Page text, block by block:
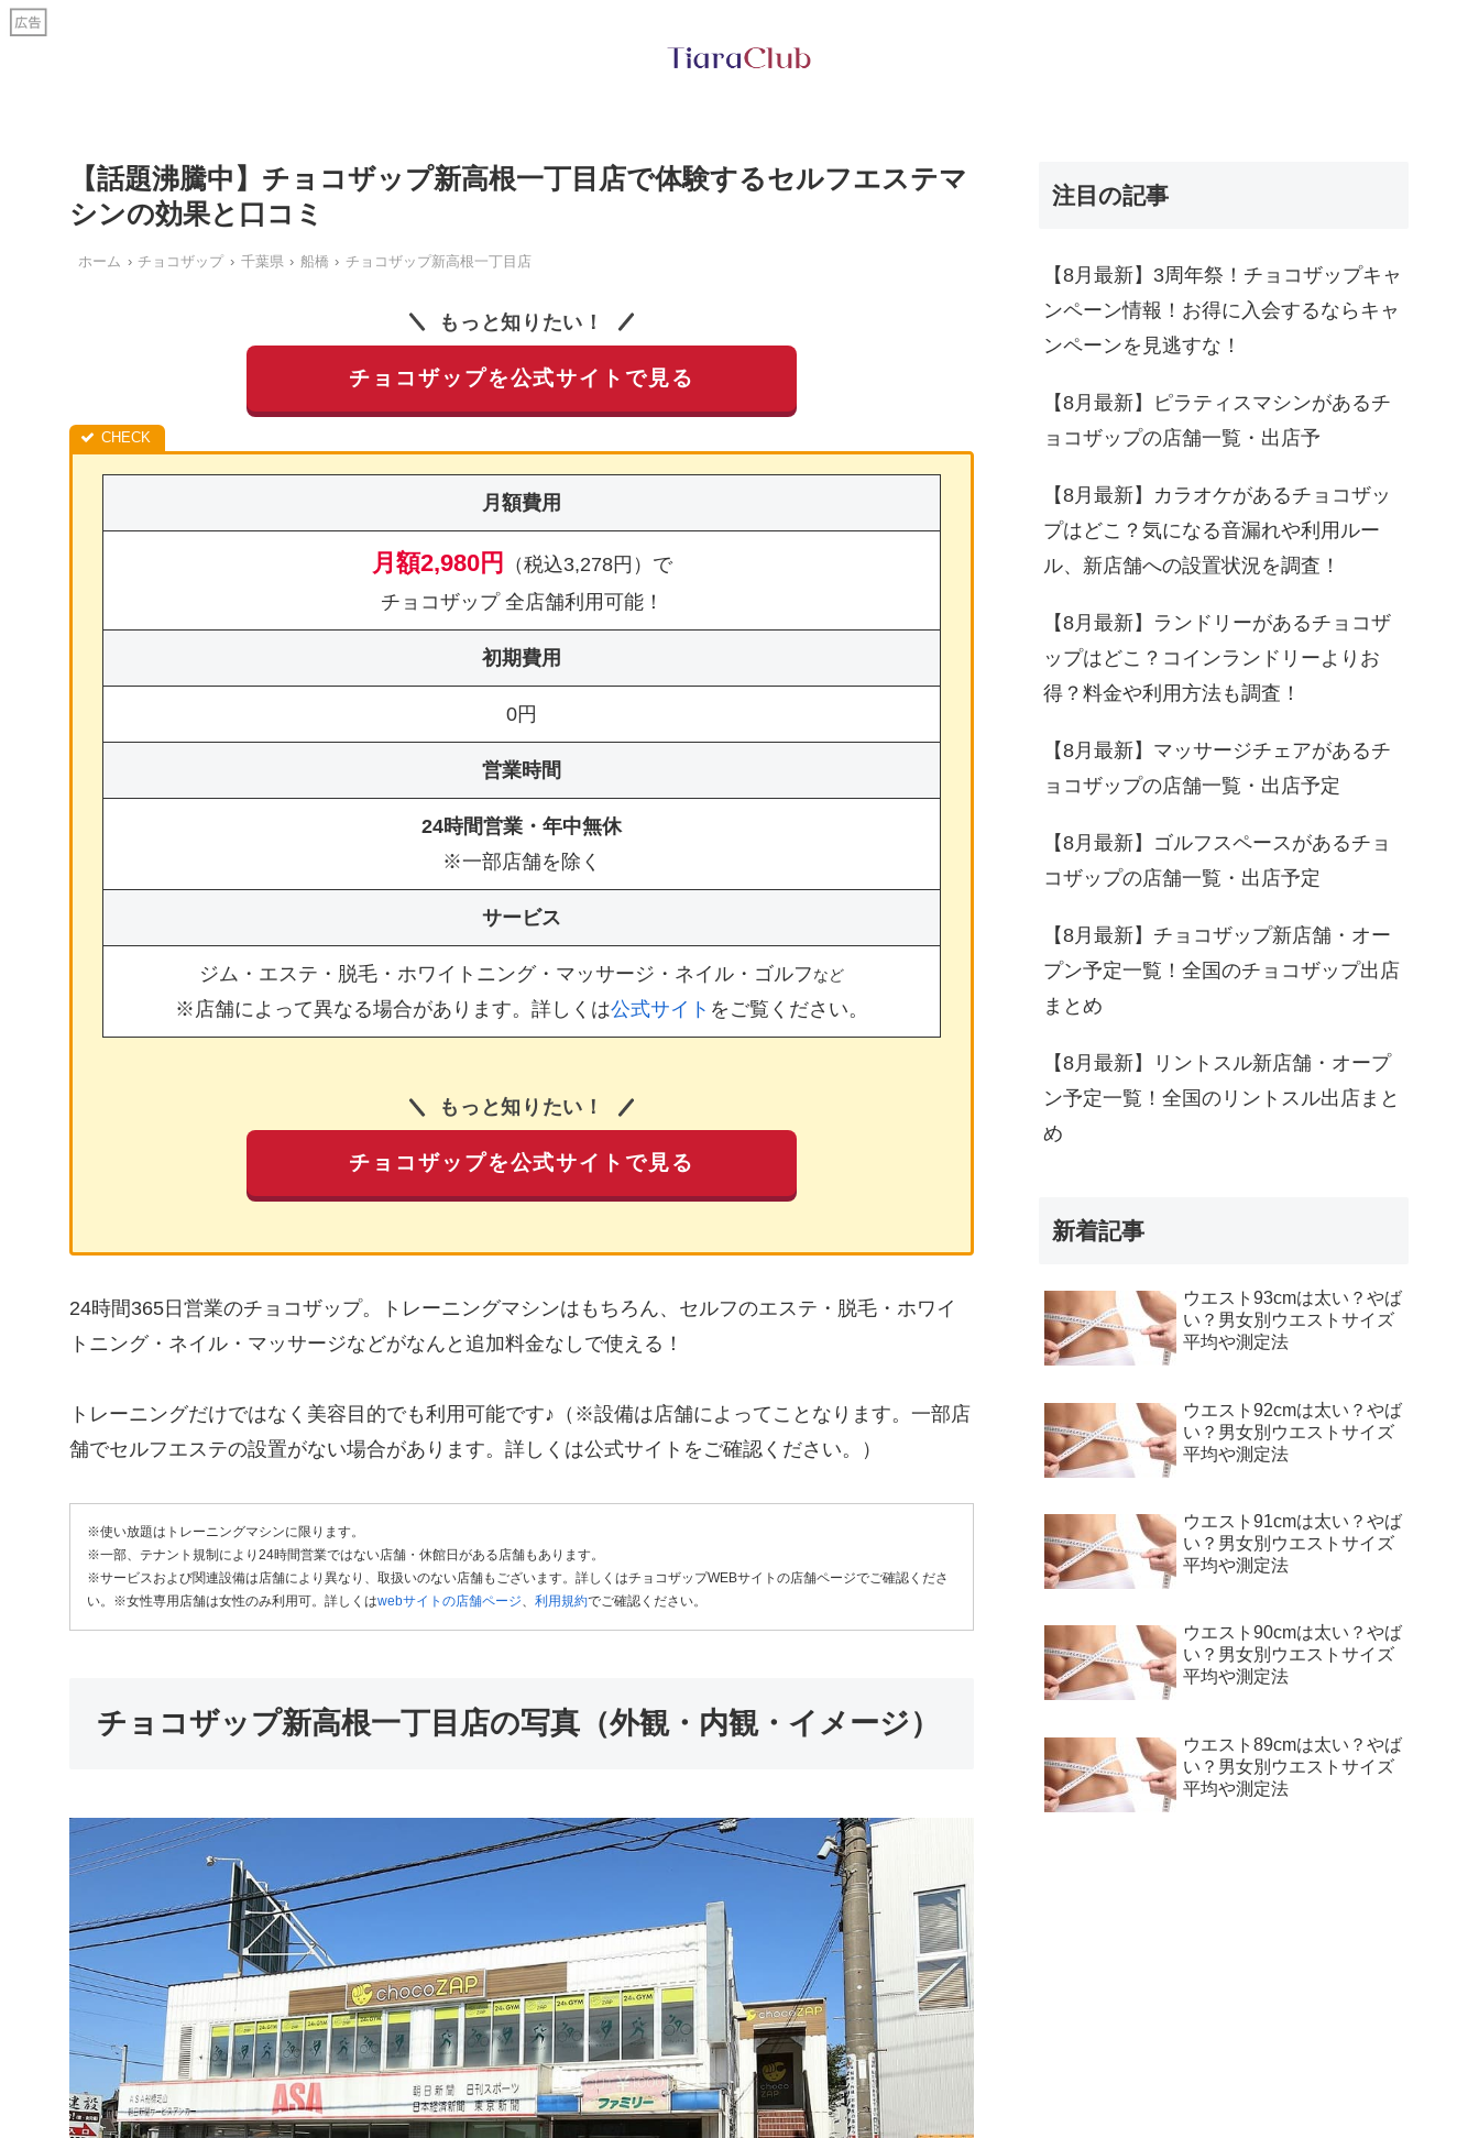
【話題沸騰中】チョコザップ新高根一丁目店で体験するセルフエステマ
シンの効果と口コミ
ホーム チョコザップ 千葉県 船橋 チョコザップ新高根一丁目店
もっと知りたい！
チョコザップを公式サイトで見る
月額費用
月額2,980円
（税込3,278円）で
チョコザップ 全店舗利用可能！
初期費用
0円
営業時間
24時間営業・年中無休
※一部店舗を除く
サービス
ジム・エステ・脱毛・ホワイトニング・マッサージ・ネイル・ゴルフなど
※店舗によって異なる場合があります。詳しくは公式サイト をご覧ください。
もっと知りたい！
チョコザップを公式サイトで見る
24時間365日営業のチョコザップ。トレーニングマシンはもちろん、セルフのエステ・脱毛・ホワイ
トニング・ネイル・マッサージなどがなんと追加料金なしで使える！
トレーニングだけではなく美容目的でも利用可能です♪（※設備は店舗によってことなります。一部店
舗でセルフエステの設置がない場合があります。詳しくは公式サイトをご確認ください。）
※使い放題はトレーニングマシンに限ります。
※一部、テナント規制により24時間営業ではない店舗・休館日がある店舗もあります。
※サービスおよび関連設備は店舗により異なり、取扱いのない店舗もございます。詳しくはチョコザップWEBサイトの店舗ページでご確認くださ
い。※女性専用店舗は女性のみ利用可。詳しくはwebサイトの店舗ページ 利用規約でご確認ください。
チョコザップ新高根一丁目店の写真（外観・内観・イメージ）
注目の記事
【8月最新】3周年祭！チョコザップキャ
ンペーン情報！お得に入会するならキャ
ンペーンを見逃すな！
【8月最新】ピラティスマシンがあるチ
ョコザップの店舗一覧・出店予
【8月最新】カラオケがあるチョコザッ
プはどこ？気になる音漏れや利用ルー
ル、新店舗への設置状況を調査！
【8月最新】ランドリーがあるチョコザ
ップはどこ？コインランドリーよりお
得？料金や利用方法も調査！
【8月最新】マッサージチェアがあるチ
ョコザップの店舗一覧・出店予定
【8月最新】ゴルフスペースがあるチョ
コザップの店舗一覧・出店予定
【8月最新】チョコザップ新店舗・オー
プン予定一覧！全国のチョコザップ出店
まとめ
【8月最新】リントスル新店舗・オープ
ン予定一覧！全国のリントスル出店まと
め
新着記事
ウエスト93cmは太い？やば
い？男女別ウエストサイズ
平均や測定法
ウエスト92cmは太い？やば
い？男女別ウエストサイズ
平均や測定法
ウエスト91cmは太い？やば
い？男女別ウエストサイズ
平均や測定法
ウエスト90cmは太い？やば
い？男女別ウエストサイズ
平均や測定法
ウエスト89cmは太い？やば
い？男女別ウエストサイズ
平均や測定法